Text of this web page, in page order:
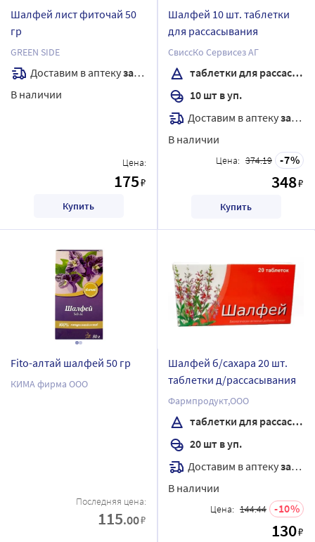
Шалфей лист фиточай 50
гр
GREEN SIDE
Доставим в аптекузавтра
В наличии
Цена:
175₽
Купить
Шалфей 10 шт. таблетки
для рассасывания
СвиссКо Сервисез АГ
таблетки для рассасывания
10 шт в уп.
Доставим в аптекузавтра
В наличии
Цена: 374.19 7
348₽
Купить
Fito-алтай шалфей 50 гр
КИМА фирма ООО
Последняя цена:
115.00₽
Шалфей б/сахара 20 шт.
таблетки д/рассасывания
Фармпродукт,ООО
таблетки для рассасывания
20 шт в уп.
Доставим в аптекузавтра
В наличии
Цена: 144.44 10
130₽